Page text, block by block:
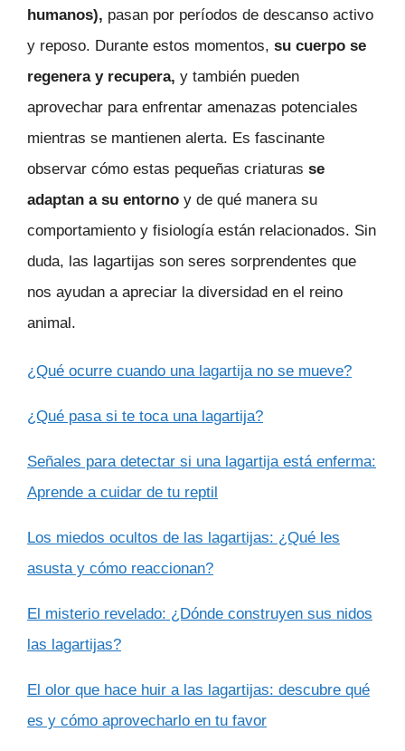
humanos), pasan por períodos de descanso activo
y reposo. Durante estos momentos, su cuerpo se
regenera y recupera, y también pueden
aprovechar para enfrentar amenazas potenciales
mientras se mantienen alerta. Es fascinante
observar cómo estas pequeñas criaturas se
adaptan a su entorno y de qué manera su
comportamiento y fisiología están relacionados. Sin
duda, las lagartijas son seres sorprendentes que
nos ayudan a apreciar la diversidad en el reino
animal.
¿Qué ocurre cuando una lagartija no se mueve?
¿Qué pasa si te toca una lagartija?
Señales para detectar si una lagartija está enferma:
Aprende a cuidar de tu reptil
Los miedos ocultos de las lagartijas: ¿Qué les
asusta y cómo reaccionan?
El misterio revelado: ¿Dónde construyen sus nidos
las lagartijas?
El olor que hace huir a las lagartijas: descubre qué
es y cómo aprovecharlo en tu favor